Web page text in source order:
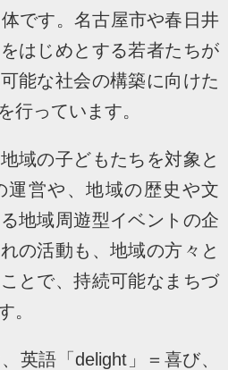
です。名古屋市や春日井
はじめとする若者たちが
能な社会の構築に向けた
行っています。
域の子どもたちを対象と
運営や、地域の歴史や文
地域周遊型イベントの企
の活動も、地域の方々と
とで、持続可能なまちづ
。
英語「delight」＝喜び、